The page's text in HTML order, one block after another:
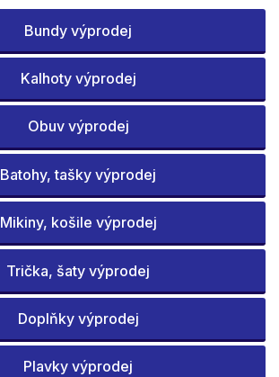
Bundy výprodej
Kalhoty výprodej
Obuv výprodej
Batohy, tašky výprodej
Mikiny, košile výprodej
Trička, šaty výprodej
Doplňky výprodej
Plavky výprodej